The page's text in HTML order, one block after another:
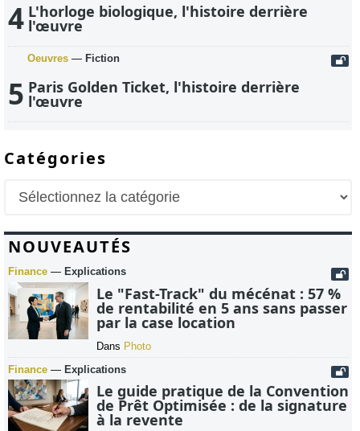
4 L'horloge biologique, l'histoire derrière
l'œuvre
Oeuvres — Fiction
5 Paris Golden Ticket, l'histoire derrière
l'œuvre
Catégories
NOUVEAUTÉS
Finance — Explications
Le "Fast-Track" du mécénat : 57 %
de rentabilité en 5 ans sans passer
par la case location
Dans Photo
Finance — Explications
Le guide pratique de la Convention
de Prêt Optimisée : de la signature
à la revente